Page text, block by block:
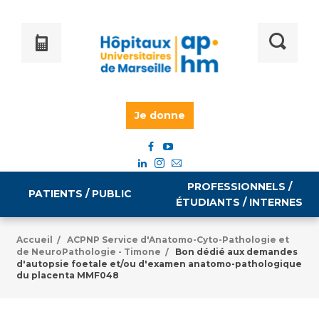
Je donne
PATIENTS / PUBLIC
Informations pratiques
PROFESSIONNELS /
ÉTUDIANTS / INTERNES
Égalité professionnelle
Accueil /
ACPNP Service d'Anatomo-Cyto-Pathologie et
de NeuroPathologie - Timone /
Bon dédié aux demandes
d'autopsie foetale et/ou d'examen anatomo-pathologique
du placenta MMF048